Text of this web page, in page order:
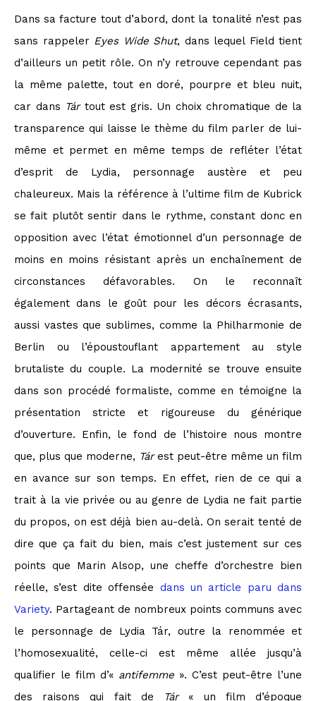
Dans sa facture tout d’abord, dont la tonalité n’est pas
sans rappeler Eyes Wide Shut, dans lequel Field tient
d’ailleurs un petit rôle. On n’y retrouve cependant pas
la même palette, tout en doré, pourpre et bleu nuit,
car dans Tár tout est gris. Un choix chromatique de la
transparence qui laisse le thème du film parler de lui-
même et permet en même temps de refléter l’état
d’esprit de Lydia, personnage austère et peu
chaleureux. Mais la référence à l’ultime film de Kubrick
se fait plutôt sentir dans le rythme, constant donc en
opposition avec l’état émotionnel d’un personnage de
moins en moins résistant après un enchaînement de
circonstances défavorables. On le reconnaît
également dans le goût pour les décors écrasants,
aussi vastes que sublimes, comme la Philharmonie de
Berlin ou l’époustouflant appartement au style
brutaliste du couple. La modernité se trouve ensuite
dans son procédé formaliste, comme en témoigne la
présentation stricte et rigoureuse du générique
d’ouverture. Enfin, le fond de l’histoire nous montre
que, plus que moderne, Tárest peut-être même un film
en avance sur son temps. En effet, rien de ce qui a
trait à la vie privée ou au genre de Lydia ne fait partie
du propos, on est déjà bien au-delà. On serait tenté de
dire que ça fait du bien, mais c’est justement sur ces
points que Marin Alsop, une cheffe d’orchestre bien
réelle, s’est dite offensée dans un article paru dans
Variety. Partageant de nombreux points communs avec
le personnage de Lydia Tár, outre la renommée et
l’homosexualité, celle-ci est même allée jusqu’à
qualifier le film d’« antifemme ». C’est peut-être l’une
des raisons qui fait de
Tár « un film d’époque